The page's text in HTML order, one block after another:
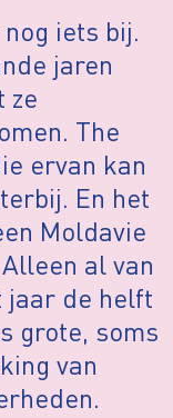
iets bij.
jaren
ze
The
ervan kan
En het
Moldavie
al van
jaar de helft
grote, soms
van